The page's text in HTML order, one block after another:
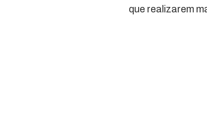
que realizarem